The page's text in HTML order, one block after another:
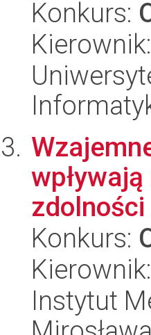
Konkurs:
Konkurs:
Instytut